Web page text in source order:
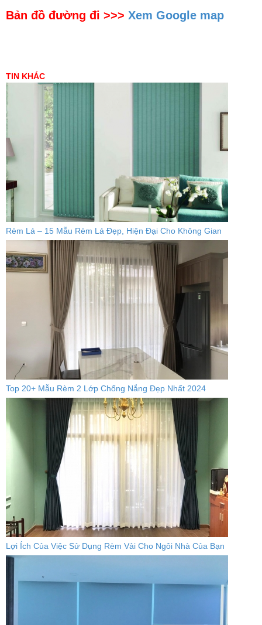
Bản đồ đường đi >>> Xem Google map
TIN KHÁC
Rèm Lá – 15 Mẫu Rèm Lá Đẹp, Hiện Đại Cho Không Gian
Top 20+ Mẫu Rèm 2 Lớp Chống Nắng Đẹp Nhất 2024
Lợi Ích Của Việc Sử Dụng Rèm Vải Cho Ngôi Nhà Của Bạn